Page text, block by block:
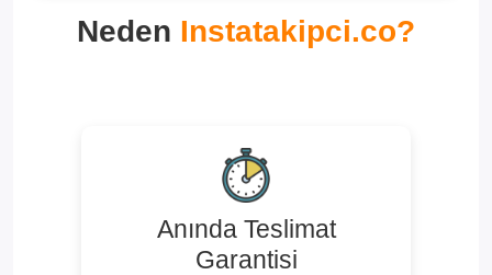
Neden Instatakipci.co?
Anında Teslimat
Garantisi